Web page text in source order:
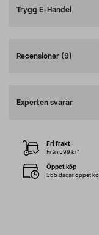
Trygg E-Handel
Recensioner (9)
Experten svarar
Fri frakt
Från 599 kr*
Öppet köp
365 dagar öppet